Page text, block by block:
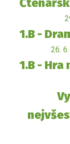
1.B -
26.
1.B - Hra